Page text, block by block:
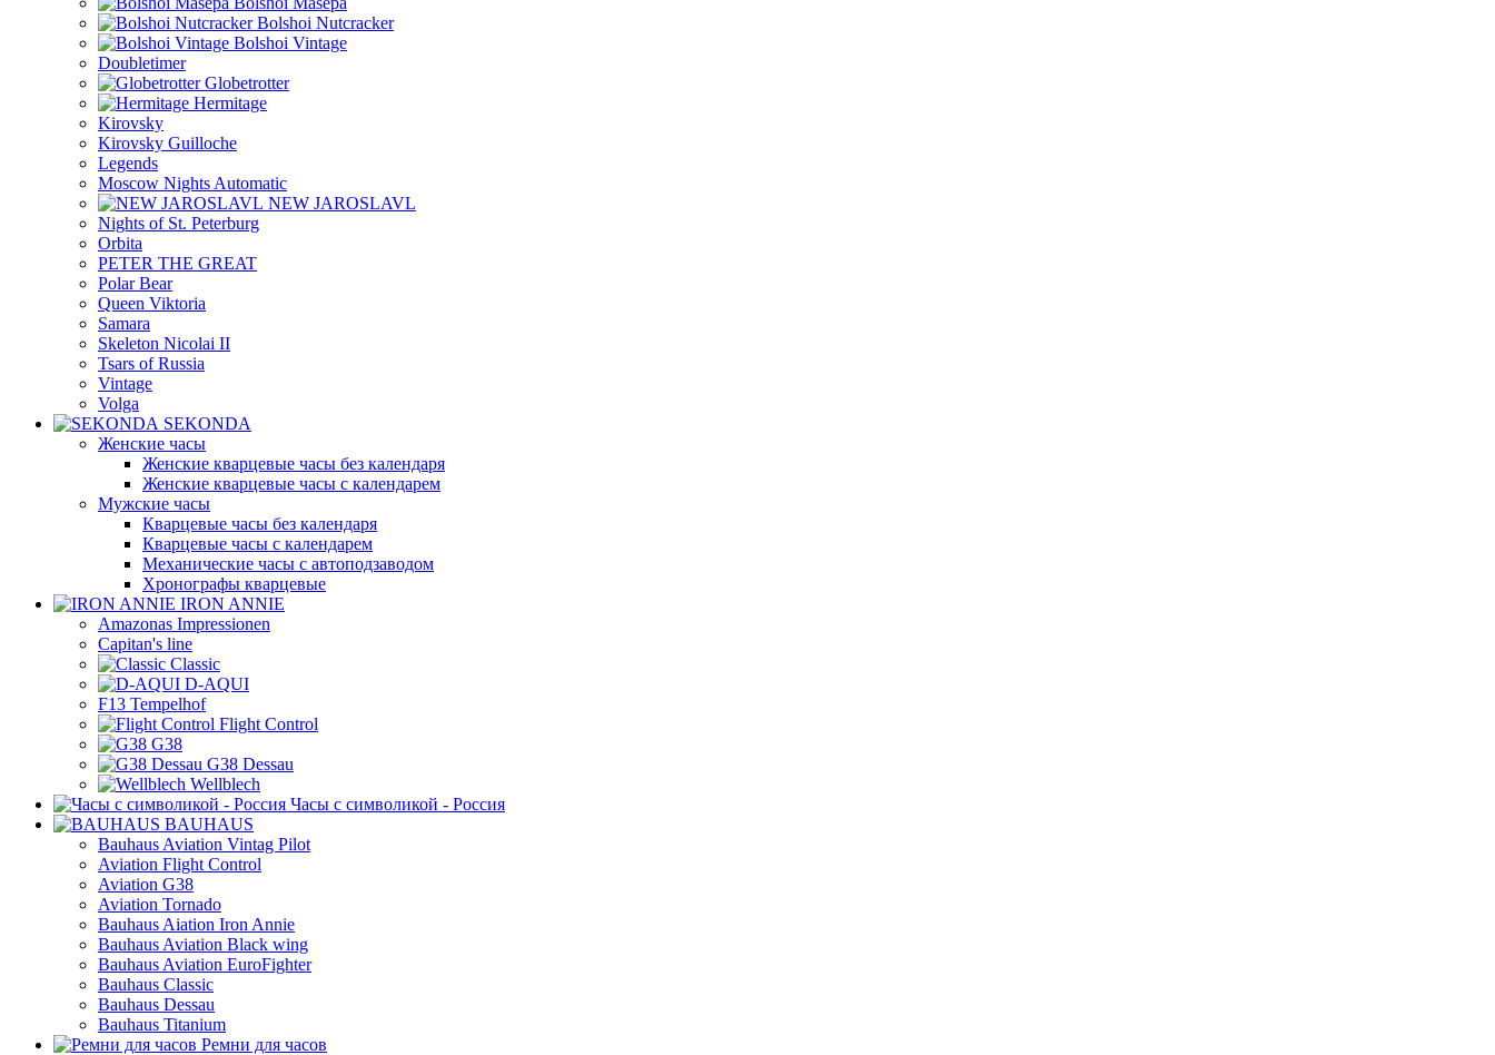
Bolshoi Nutcracker
Bolshoi Vintage
Doubletimer
Globetrotter
Hermitage
Kirovsky
Kirovsky Guilloche
Legends
Moscow Nights Automatic
NEW JAROSLAVL
Nights of St. Peterburg
Orbita
PETER THE GREAT
Polar Bear
Queen Viktoria
Samara
Skeleton Nicolai II
Tsars of Russia
Vintage
Volga
SEKONDA
Женские часы
Женские кварцевые часы без календаря
Женские кварцевые часы с календарем
Мужские часы
Кварцевые часы без календаря
Кварцевые часы с календарем
Механические часы с автоподзаводом
Хронографы кварцевые
IRON ANNIE
Amazonas Impressionen
Capitan's line
Classic
D-AQUI
F13 Tempelhof
Flight Control
G38
G38 Dessau
Wellblech
Часы с символикой - Россия
BAUHAUS
Bauhaus Aviation Vintag Pilot
Aviation Flight Control
Aviation G38
Aviation Tornado
Bauhaus Aiation Iron Annie
Bauhaus Aviation Black wing
Bauhaus Aviation EuroFighter
Bauhaus Classic
Bauhaus Dessau
Bauhaus Titanium
Ремни для часов